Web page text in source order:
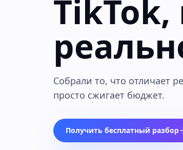
Собрали то, что отличает
просто сжигает бюджет.
Получить бесплатный разбор